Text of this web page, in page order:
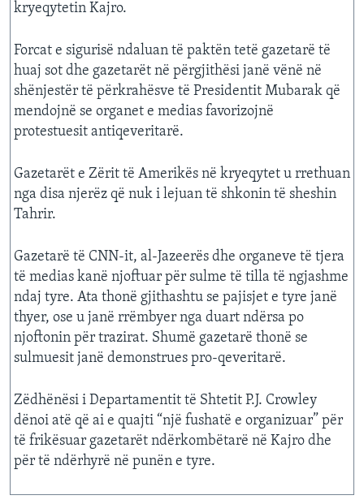
kryeqytetin Kajro.
Forcat e sigurisë ndaluan të paktën tetë gazetarë të
huaj sot dhe gazetarët në përgjithësi janë vënë në
shënjestër të përkrahësve të Presidentit Mubarak që
mendojnë se organet e medias favorizojnë
protestuesit antiqeveritarë.
Gazetarët e Zërit të Amerikës në kryeqytet u rrethuan
nga disa njerëz që nuk i lejuan të shkonin të sheshin
Tahrir.
Gazetarë të CNN-it, al-Jazeerës dhe organeve të tjera
të medias kanë njoftuar për sulme të tilla të ngjashme
ndaj tyre. Ata thonë gjithashtu se pajisjet e tyre janë
thyer, ose u janë rrëmbyer nga duart ndërsa po
njoftonin për trazirat. Shumë gazetarë thonë se
sulmuesit janë demonstrues pro-qeveritarë.
Zëdhënësi i Departamentit të Shtetit P.J. Crowley
dënoi atë që ai e quajti “një fushatë e organizuar” për
të frikësuar gazetarët ndërkombëtarë në Kajro dhe
për të ndërhyrë në punën e tyre.